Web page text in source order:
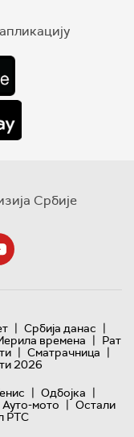
Србије
| Србија данас |
времена | Рат
| Сматрачница |
2026
| Одбојка |
Ауто-мото | Остали
РТС